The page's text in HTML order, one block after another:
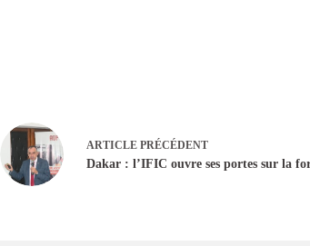
ARTICLE PRÉCÉDENT
Dakar : l’IFIC ouvre ses portes sur la